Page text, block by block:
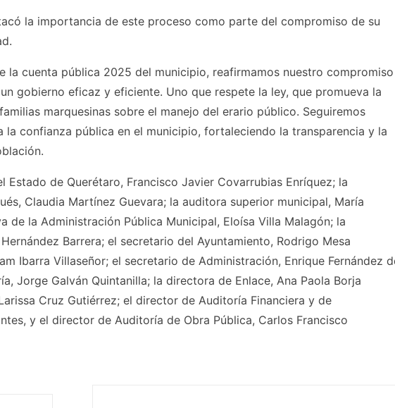
la importancia de este proceso como parte del compromiso de su
la cuenta pública 2025 del municipio, reafirmamos nuestro compromiso
gobierno eficaz y eficiente. Uno que respete la ley, que promueva la
marquesinas sobre el manejo del erario público. Seguiremos
confianza pública en el municipio, fortaleciendo la transparencia y la
de Querétaro, Francisco Javier Covarrubias Enríquez; la
Claudia Martínez Guevara; la auditora superior municipal, María
de la Administración Pública Municipal, Eloísa Villa Malagón; la
Barrera; el secretario del Ayuntamiento, Rodrigo Mesa
Ibarra Villaseñor; el secretario de Administración, Enrique Fernández
Jorge Galván Quintanilla; la directora de Enlace, Ana Paola Borja
Cruz Gutiérrez; el director de Auditoría Financiera y de
y el director de Auditoría de Obra Pública, Carlos Francisco